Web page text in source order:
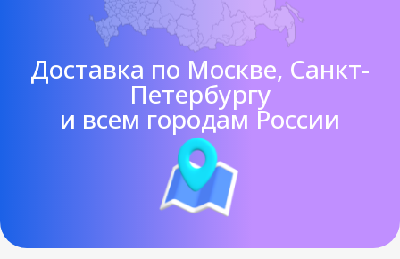
Доставка по Москве, Санкт-
Петербургу
и всем городам России